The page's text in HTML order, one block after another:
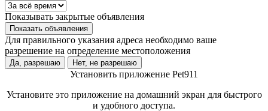
Показывать закрытые объявления
Показать объявления
Для правильного указания адреса необходимо ваше
разрешение на определение местоположения
Да, разрешаю Нет, не разрешаю
Установить приложение Pet911
Установите это приложение на домашний экран для быстрого
и удобного доступа.